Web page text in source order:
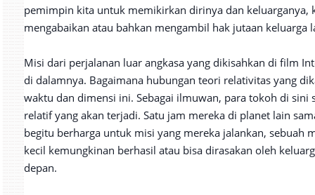
pemimpin kita untuk memikirkan dirinya dan keluarganya,
mengabaikan atau bahkan mengambil hak jutaan keluarga
Misi dari perjalanan luar angkasa yang dikisahkan di film
di dalamnya. Bagaimana hubungan teori relativitas yang
waktu dan dimensi ini. Sebagai ilmuwan, para tokoh di sini
relatif yang akan terjadi. Satu jam mereka di planet lain
begitu berharga untuk misi yang mereka jalankan, sebuah
kecil kemungkinan berhasil atau bisa dirasakan oleh
depan.